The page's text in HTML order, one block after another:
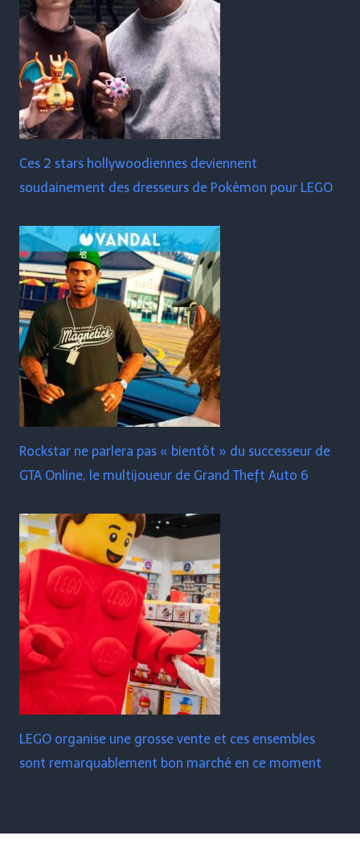
Ces 2 stars hollywoodiennes deviennent
soudainement des dresseurs de Pokémon pour LEGO
Rockstar ne parlera pas « bientôt » du successeur de
GTA Online, le multijoueur de Grand Theft Auto 6
LEGO organise une grosse vente et ces ensembles
sont remarquablement bon marché en ce moment